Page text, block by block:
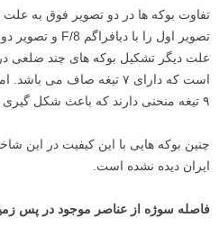
عکاسی در ساعات طلایی، اولین
ساعات قبل از غروب خورشید، زمان
زاویه کم تابش نور خورشید، منبع نور
و می تواند پس زمینه را به دریایی از
شبنم صبح گاهی تشکیل شده بود در یک
ضلعی تشکیل شده اند.